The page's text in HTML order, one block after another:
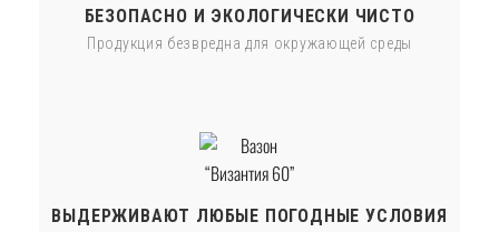
БЕЗОПАСНО И ЭКОЛОГИЧЕСКИ ЧИСТО
Продукция безвредна для окружающей среды
ВЫДЕРЖИВАЮТ ЛЮБЫЕ ПОГОДНЫЕ УСЛОВИЯ